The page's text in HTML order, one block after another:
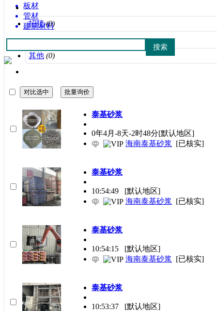
板材
管材
建筑材料
招聘 (0)
其他 (0)
泰基砂浆
0年4月-8天-2时48分[默认地区]
海南泰基砂浆
[已核实]
泰基砂浆
10:54:49
[默认地区]
海南泰基砂浆
[已核实]
泰基砂浆
10:54:15
[默认地区]
海南泰基砂浆
[已核实]
泰基砂浆
10:53:37
[默认地区]